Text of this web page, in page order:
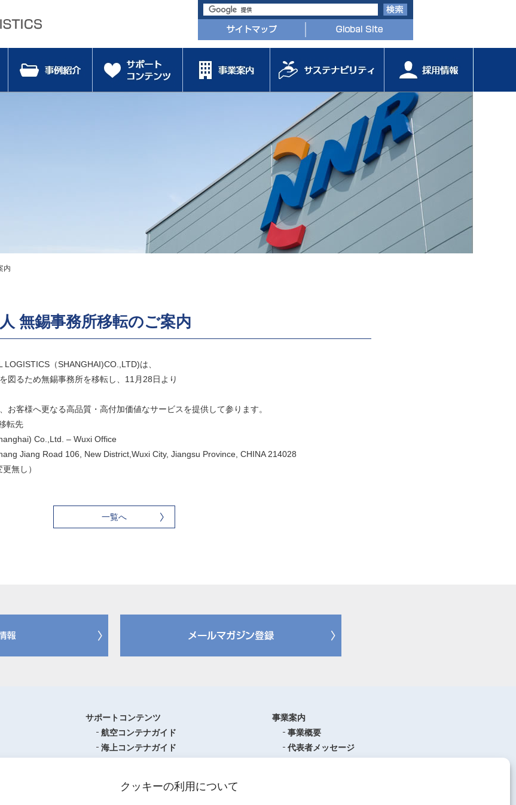
クッキーの利用について
内
無錫事務所移転のご案内
（SHANGHAI)CO.,LTD)は、
図るため無錫事務所を移転し、11月28日より
お客様へ更なる高品質・高付加価値なサービスを提供して参ります。
転先
Co.,Ltd. – Wuxi Office
Jiang Road 106, New District,Wuxi City, Jiangsu Province, CHINA 214028
無し）
一覧へ
サポートコンテンツ
航空コンテナガイド
海上コンテナガイド
物流関係用語集（一覧・詳細）
事業案内
事業概要
代表者メッセージ